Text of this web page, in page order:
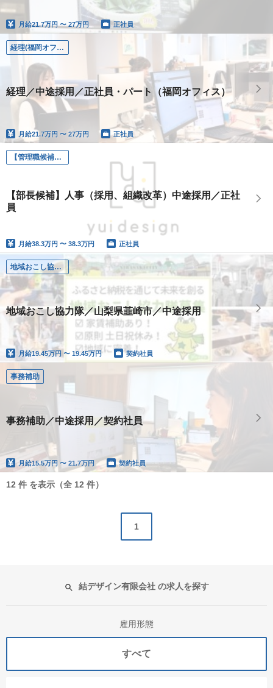
月給21.7万円 〜 27万円 正社員
経理(福岡オフィスのみ)
経理／中途採用／正社員・パート（福岡オフィス）
月給21.7万円 〜 27万円 正社員
【管理職候補】人事
【部長候補】人事（採用、組織改革）中途採用／正社
員
月給38.3万円 〜 38.3万円 正社員
地域おこし協力隊(山梨県韮崎市)
地域おこし協力隊／山梨県韮崎市／中途採用
月給19.45万円 〜 19.45万円 契約社員
事務補助
事務補助／中途採用／契約社員
月給15.5万円 〜 21.7万円 契約社員
12 件 を表示（全 12 件）
1
結デザイン有限会社 の求人を探す
雇用形態
すべて